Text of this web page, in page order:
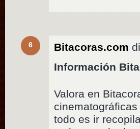
6 Bitacoras.com
Información
Valora en
todo es ir